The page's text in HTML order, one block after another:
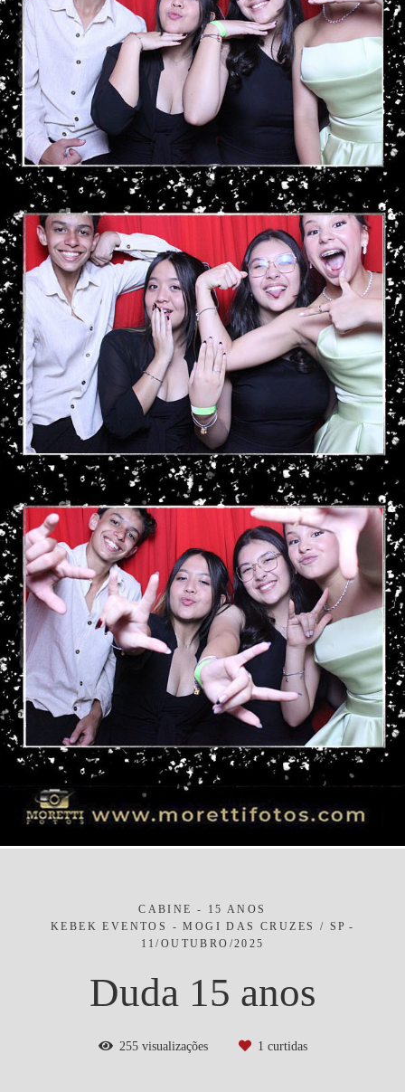
CABINE - 15 ANOS
KEBEK EVENTOS - MOGI DAS CRUZES / SP
11/OUTUBRO/2025
Duda 15 anos
255visualizações 1 curtidas